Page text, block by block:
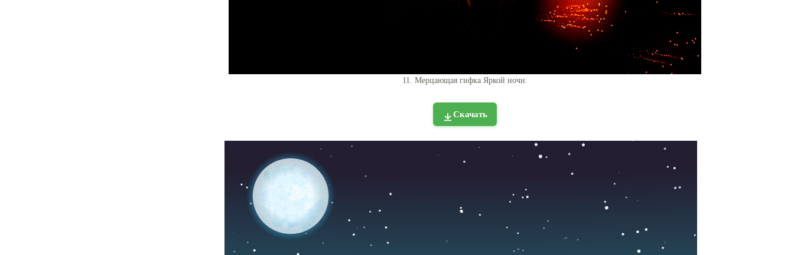
11. Мерцающая гифка Яркой ночи.
Скачать